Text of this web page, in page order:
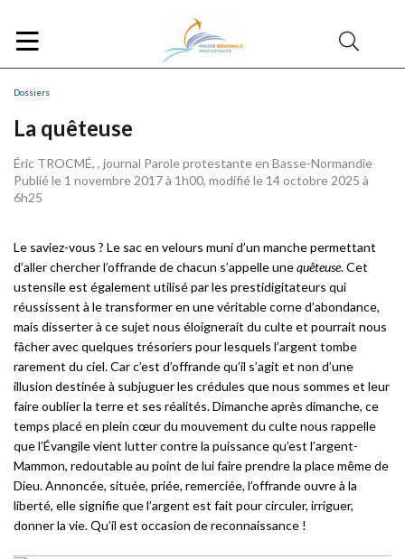
Dossiers
La quêteuse
Éric TROCMÉ, , journal Parole protestante en Basse-Normandie
Publié le 1 novembre 2017 à 1h00, modifié le 14 octobre 2025 à
6h25
Le saviez-vous ? Le sac en velours muni d’un manche permettant
d’aller chercher l’offrande de chacun s’appelle unequêteuse. Cet
ustensile est également utilisé par les prestidigitateurs qui
réussissent à le transformer en une véritable corne d’abondance,
mais disserter à ce sujet nous éloignerait du culte et pourrait nous
fâcher avec quelques trésoriers pour lesquels l’argent tombe
rarement du ciel. Car c’est d’offrande qu’il s’agit et non d’une
illusion destinée à subjuguer les crédules que nous sommes et leur
faire oublier la terre et ses réalités. Dimanche après dimanche, ce
temps placé en plein cœur du mouvement du culte nous rappelle
que l’Évangile vient lutter contre la puissance qu’est l’argent-
Mammon, redoutable au point de lui faire prendre la place même de
Dieu. Annoncée, située, priée, remerciée, l’offrande ouvre à la
liberté, elle signifie que l’argent est fait pour circuler, irriguer,
donner la vie. Qu’il est occasion de reconnaissance !